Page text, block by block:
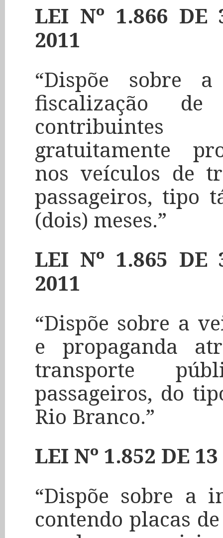
LEI Nº 1.866 DE
2011
“Dispõe sobre
fiscalização
gratuitamente
nos veículos de
passageiros, tipo
(dois) meses.”
LEI Nº 1.865 DE
2011
“Dispõe sobre a
e propaganda
transporte
passageiros, do
Rio Branco.”
LEI Nº 1.852 DE
“Dispõe sobre a
contendo placas